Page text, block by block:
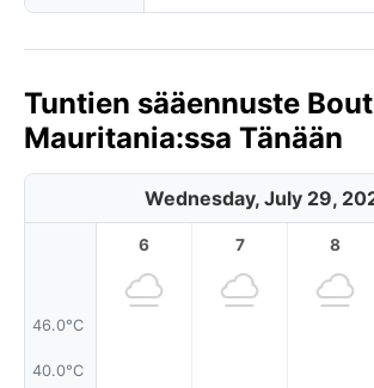
Tuntien sääennuste
Mauritania:ssa Tänään
Wednesday, July 29,
46.0°C
40.0°C
6 7 8